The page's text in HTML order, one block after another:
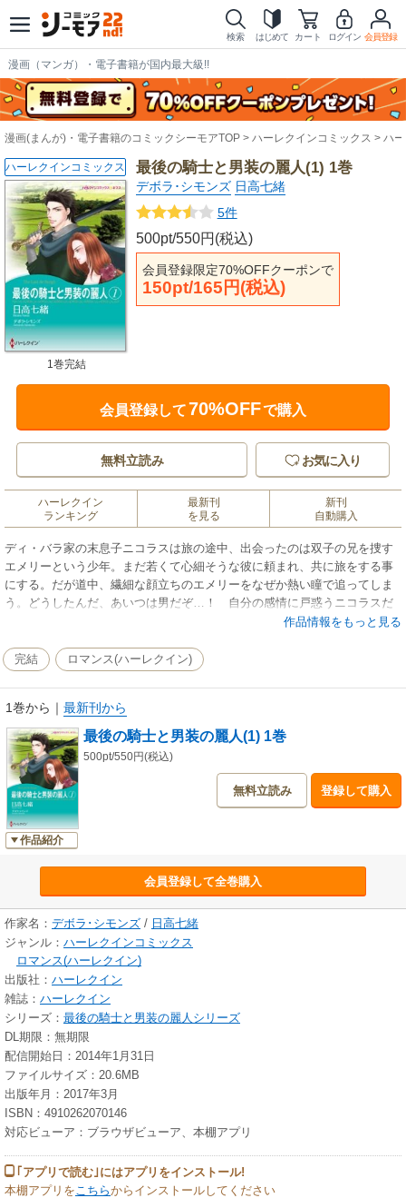
検索 はじめて カート ログイン 会員登録
漫画（マンガ）・電子書籍が国内最大級!!
漫画(まんが)・電子書籍のコミックシーモアTOP ハーレクインコミックス ハ
最後の騎士と男装の麗人(1) 1巻
デボラ･シモンズ 日高七緒
5件
500pt/550円(税込)
会員登録限定70%OFFクーポンで
150pt/165円(税込)
ハーレクインコミックス
1巻完結
会員登録して70%OFFで購入
無料立読み お気に入り
ハーレクイン
ランキング
最新刊
を見る
新刊
自動購入
ディ・バラ家の末息子ニコラスは旅の途中、出会ったのは双子の兄を捜す
エメリーという少年。まだ若くて心細そうな彼に頼まれ、共に旅をする事
にする。だが道中、繊細な顔立ちのエメリーをなぜか熱い瞳で追ってしま
う。どうしたんだ、あいつは男だぞ…！ 自分の感情に戸惑うニコラスだ
ったが、エメリーは危険を避けるために男装していた美しい娘だとわか
にまつわる陰謀がかかわっていて…!?
作品情報をもっと見る
完結 ロマンス(ハーレクイン)
1巻から ｜ 最新刊から
作品紹介
最後の騎士と男装の麗人(1) 1巻
500pt/550円(税込)
無料立読み 登録して購入
会員登録して全巻購入
作家名： デボラ･シモンズ / 日高七緒
ジャンル： ハーレクインコミックス
ロマンス(ハーレクイン)
出版社： ハーレクイン
雑誌： ハーレクイン
シリーズ： 最後の騎士と男装の麗人シリーズ
DL期限：無期限
配信開始日：2014年1月31日
ファイルサイズ：20.6MB
出版年月：2017年3月
ISBN：4910262070146
対応ビューア：ブラウザビューア、本棚アプリ
｢アプリで読む｣にはアプリをインストール!
本棚アプリを こちらからインストールしてください